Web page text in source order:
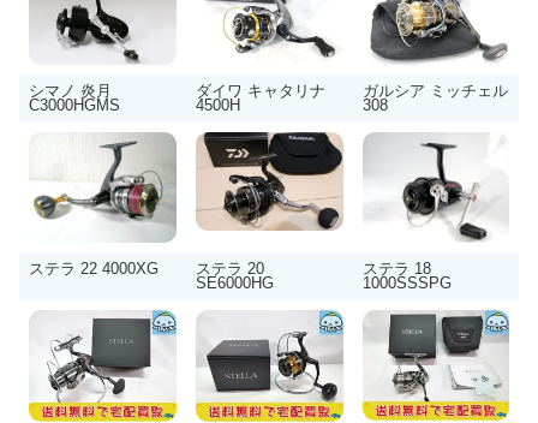
シマノ 炎月
C3000HGMS
ダイワ キャタリナ
4500H
ガルシア ミッチェル
308
ステラ 22 4000XG
ステラ 20
SE6000HG
ステラ 18
1000SSSPG